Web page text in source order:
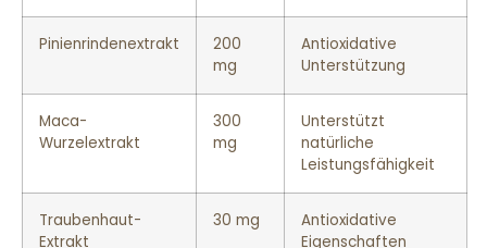
Pinienrindenextrakt
200
mg
Antioxidative
Unterstützung
Maca-
Wurzelextrakt
300
mg
Unterstützt
natürliche
Leistungsfähigkeit
Traubenhaut-
Extrakt
30 mg
Antioxidative
Eigenschaften